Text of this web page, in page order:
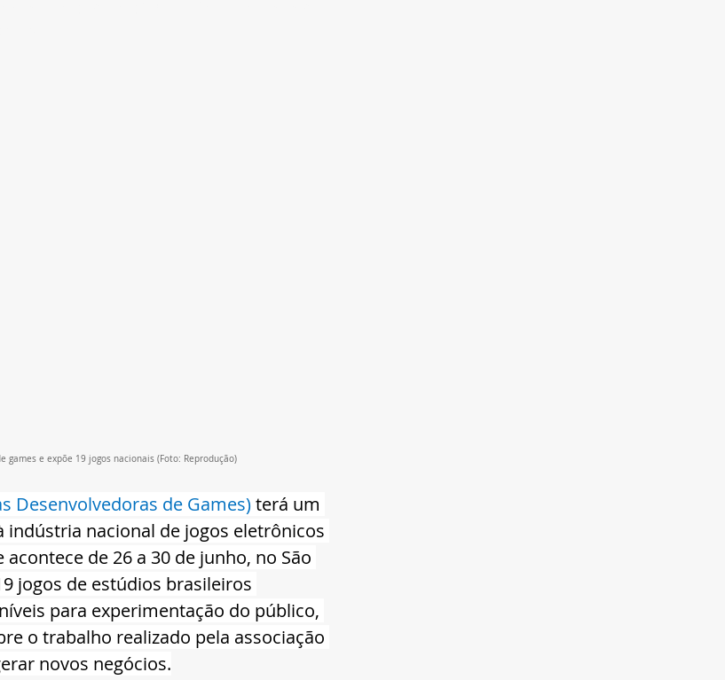
e expõe 19 jogos nacionais (Foto: Reprodução)
Desenvolvedoras de Games) terá um
indústria nacional de jogos eletrônicos
de 26 a 30 de junho, no São
jogos de estúdios brasileiros
para experimentação do público,
o trabalho realizado pela associação
novos negócios.